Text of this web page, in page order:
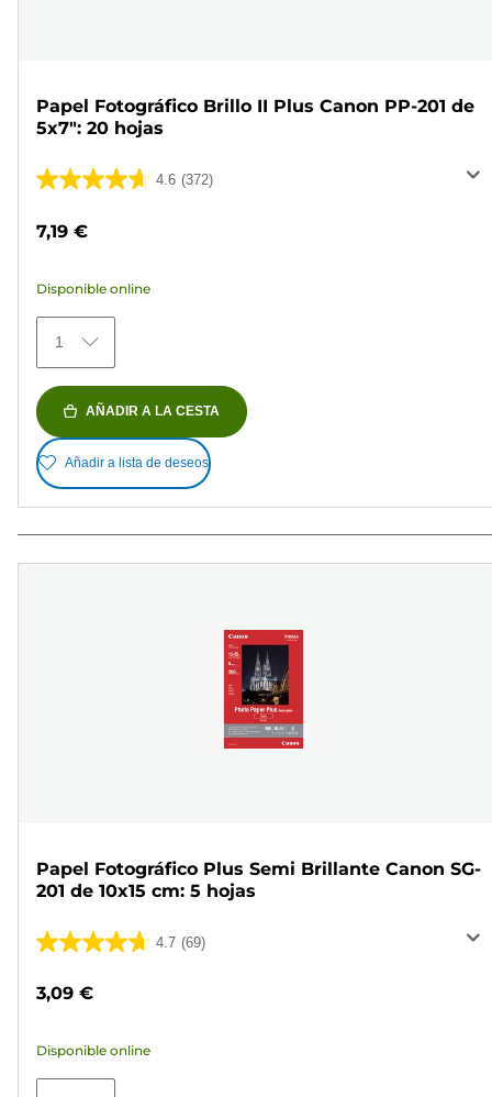
Papel Fotográfico Brillo II Plus Canon PP-201 de
5x7": 20 hojas
4.6 (372)
4.6
5
372
reseñas
7,19 €
Disponible online
1
AÑADIR A LA CESTA
Añadir a lista de deseos
Papel Fotográfico Plus Semi Brillante Canon SG-
201 de 10x15 cm: 5 hojas
4.7 (69)
4.7
5
69
reseñas
3,09 €
Disponible online